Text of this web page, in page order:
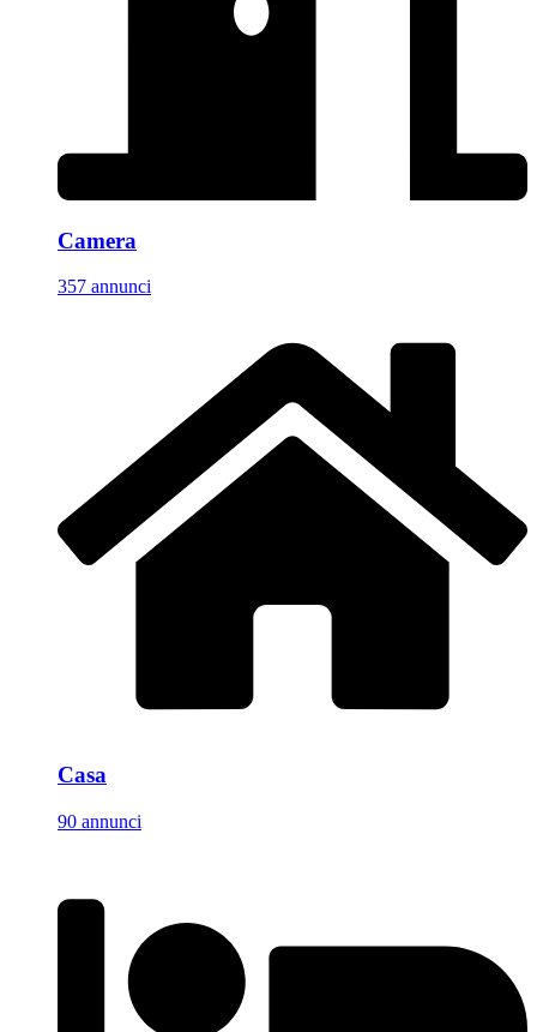
Camera
357 annunci
Casa
90 annunci